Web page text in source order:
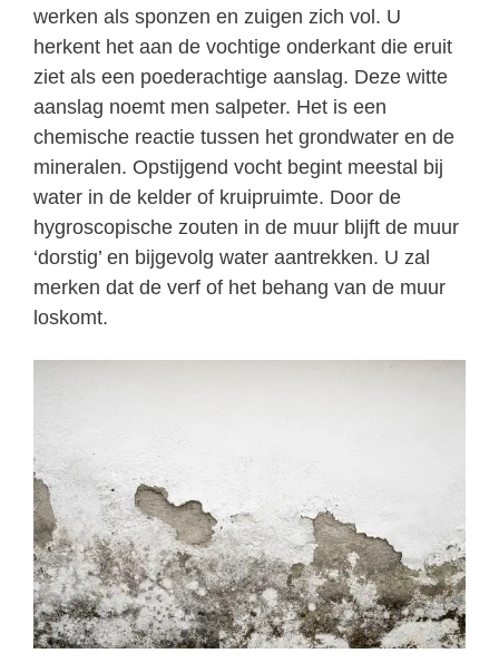
werken als sponzen en zuigen zich vol. U
herkent het aan de vochtige onderkant die eruit
ziet als een poederachtige aanslag. Deze witte
aanslag noemt men salpeter. Het is een
chemische reactie tussen het grondwater en de
mineralen. Opstijgend vocht begint meestal bij
water in de kelder of kruipruimte. Door de
hygroscopische zouten in de muur blijft de muur
‘dorstig’ en bijgevolg water aantrekken. U zal
merken dat de verf of het behang van de muur
loskomt.